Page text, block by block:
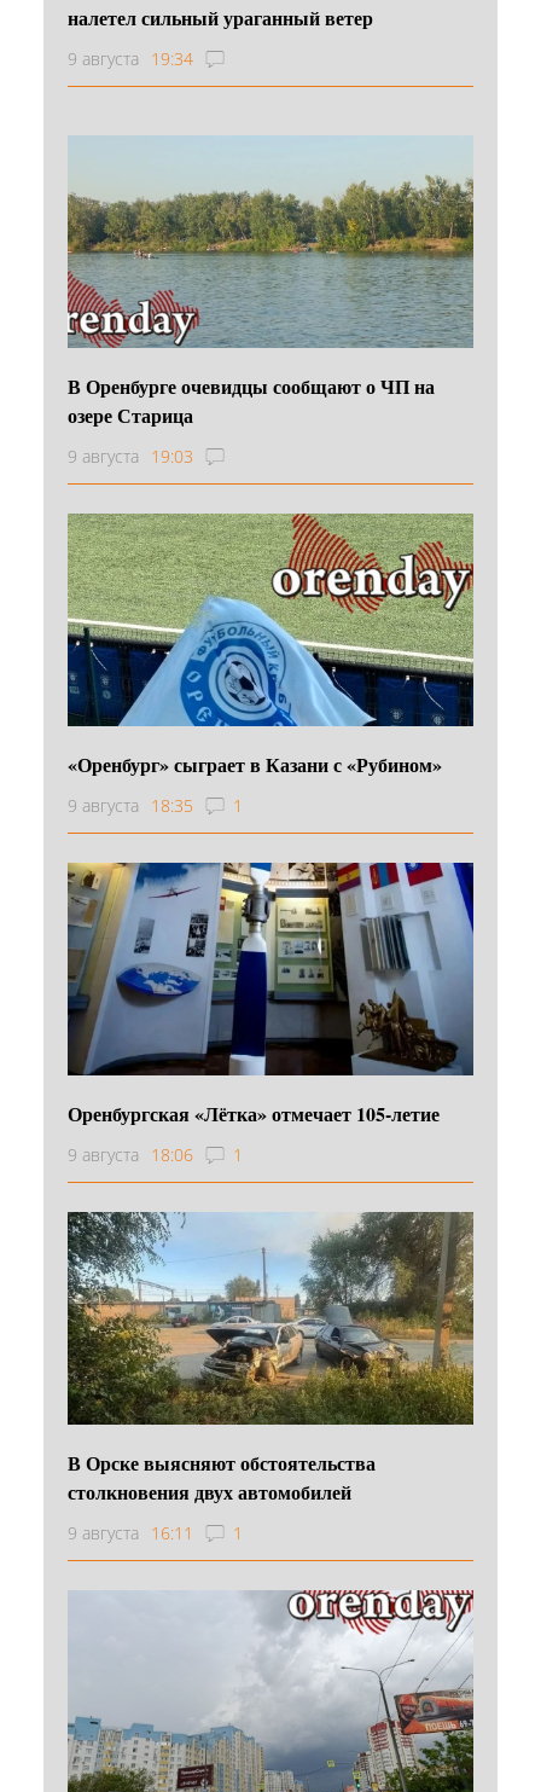
налетел сильный ураганный ветер
9 августа 19:34
В Оренбурге очевидцы сообщают о ЧП на
озере Старица
9 августа 19:03
«Оренбург» сыграет в Казани с «Рубином»
9 августа 18:35 1
Оренбургская «Лётка» отмечает 105-летие
9 августа 18:06 1
В Орске выясняют обстоятельства
столкновения двух автомобилей
9 августа 16:11 1